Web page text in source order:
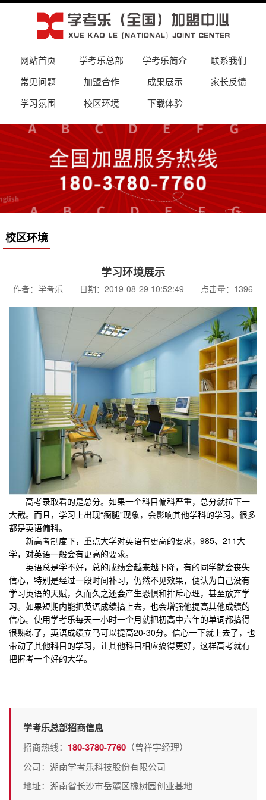
网站首页 学考乐总部 学考乐简介
联系我们
常见问题
加盟合作 成果展示
家长反馈
学习氛围
校区环境 下载体验
校区环境
学习环境展示
作者：学考乐 日期：2019-08-29 10:52:49 点击量：1396
高考录取看的是总分。如果一个科目偏科严重，总分就拉下一
大截。而且，学习上出现“瘸腿”现象，会影响其他学科的学习。很多
都是英语偏科。
新高考制度下，重点大学对英语有更高的要求，985、211大
学，对英语一般会有更高的要求。
英语总是学不好，总的成绩会越来越下降，有的同学就会丧失
信心，特别是经过一段时间补习，仍然不见效果，便认为自己没有
学习英语的天赋，久而久之还会产生恐惧和排斥心理，甚至放弃学
习。如果短期内能把英语成绩搞上去，也会增强他提高其他成绩的
信心。使用学考乐每天一小时一个月就把初高中六年的单词都搞得
很熟练了，英语成绩立马可以提高20-30分。信心一下就上去了，也
带动了其他科目的学习，让其他科目相应搞得更好，这样高考就有
把握考一个好的大学。
学考乐总部招商信息
招商热线： 180-3780-7760 （曾祥宇经理）
公司：湖南学考乐科技股份有限公司
地址：湖南省长沙市岳麓区橡树园创业基地